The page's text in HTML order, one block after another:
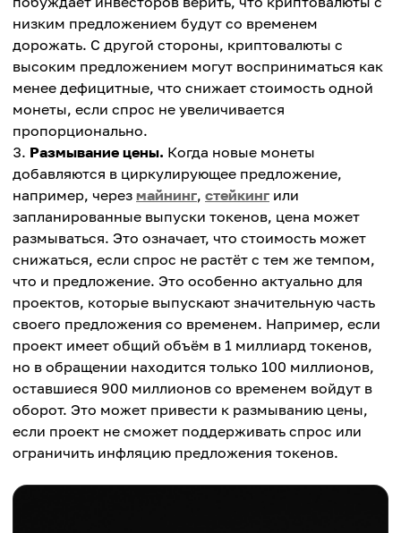
низким предложением будут со временем
дорожать. С другой стороны, криптовалюты с
высоким предложением могут восприниматься как
менее дефицитные, что снижает стоимость одной
монеты, если спрос не увеличивается
пропорционально.
Размывание цены. Когда новые монеты
добавляются в циркулирующее предложение,
например, через майнинг, стейкинг или
запланированные выпуски токенов, цена может
размываться. Это означает, что стоимость может
снижаться, если спрос не растёт с тем же темпом,
что и предложение. Это особенно актуально для
проектов, которые выпускают значительную часть
своего предложения со временем. Например, если
проект имеет общий объём в 1 миллиард токенов,
но в обращении находится только 100 миллионов,
оставшиеся 900 миллионов со временем войдут в
оборот. Это может привести к размыванию цены,
если проект не сможет поддерживать спрос или
ограничить инфляцию предложения токенов.